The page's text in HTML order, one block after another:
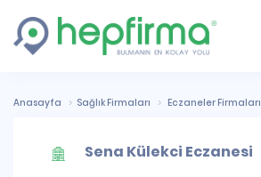
Anasayfa Sağlık Firmaları Eczaneler Firmaları
Sena Külekci Eczanesi